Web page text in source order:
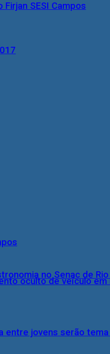
no Senac de
entre jovens serão
SESI Campos
oculto de veículo em